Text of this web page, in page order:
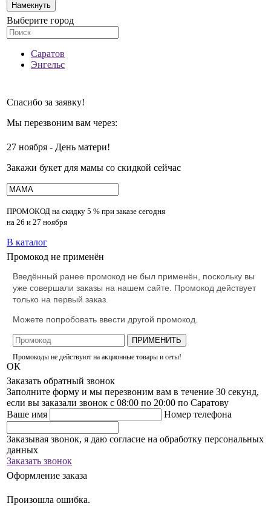
Намекнуть
Выберите город
Саратов
Энгельс
Спасибо за заявку!
Мы перезвоним вам через:
27 ноября - День матери!
Закажи букет для мамы со скидкой сейчас
ПРОМОКОД на скидку 5 % при заказе сегодня
на 26 и 27 ноября
В каталог
Промокод не применён
Введённый ранее промокод не был применён, поскольку вы
уже совершали заказы на нашем сайте. Промокод действует
только на первый заказ.
Можете попробовать ввести другой промокод.
ПРИМЕНИТЬ
Промокоды не действуют на акционные товары и сеты!
ОК
Заказать обратный звонок
Заполните форму и мы перезвоним вам в течение 30 секунд,
если вы заказали звонок с 08:00 по 20:00 по Саратову
Ваше имя
Номер телефона
Заказывая звонок, я даю согласие на обработку персональных
данных
Заказать звонок
Оформление заказа
Произошла ошибка.